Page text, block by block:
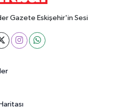
Gazete Eskişehir'in Sesi